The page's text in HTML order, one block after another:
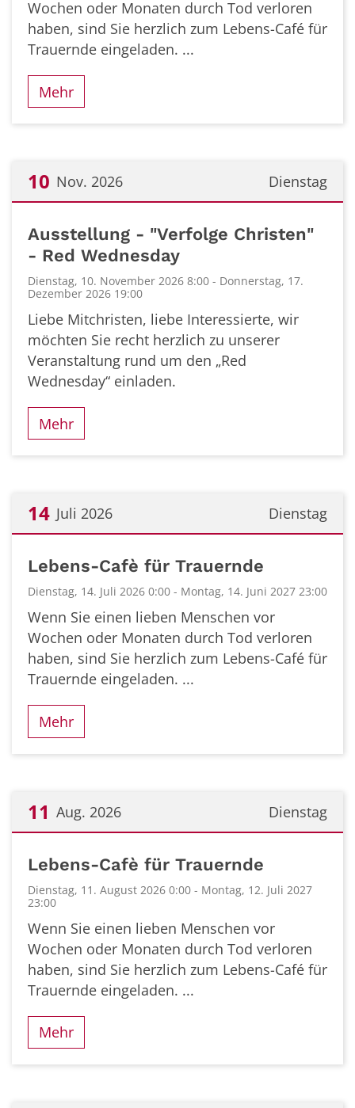
Wochen oder Monaten durch Tod verloren
haben, sind Sie herzlich zum Lebens-Café für
Trauernde eingeladen. ...
Mehr
Dienstag
10 Nov. 2026
Ausstellung - "Verfolge Christen"
- Red Wednesday
Dienstag, 10. November 2026 8:00 - Donnerstag, 17.
Dezember 2026 19:00
Liebe Mitchristen, liebe Interessierte, wir
möchten Sie recht herzlich zu unserer
Veranstaltung rund um den „Red
Wednesday“ einladen.
Mehr
Dienstag
14 Juli 2026
Lebens-Cafè für Trauernde
Dienstag, 14. Juli 2026 0:00 - Montag, 14. Juni 2027 23:00
Wenn Sie einen lieben Menschen vor
Wochen oder Monaten durch Tod verloren
haben, sind Sie herzlich zum Lebens-Café für
Trauernde eingeladen. ...
Mehr
Dienstag
11 Aug. 2026
Lebens-Cafè für Trauernde
Dienstag, 11. August 2026 0:00 - Montag, 12. Juli 2027
23:00
Wenn Sie einen lieben Menschen vor
Wochen oder Monaten durch Tod verloren
haben, sind Sie herzlich zum Lebens-Café für
Trauernde eingeladen. ...
Mehr